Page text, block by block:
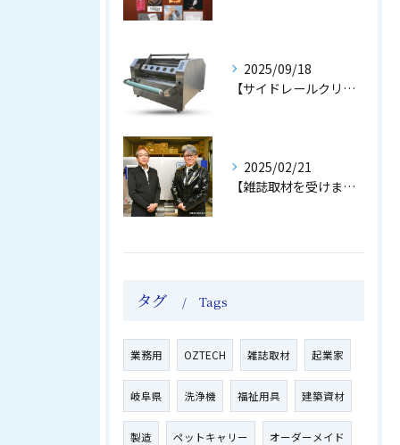
2025/09/18
【サイドレールクリーナ】好評販売中！！
2025/02/21
【雑誌取材を受けました！！】岐阜県の合同会社S'splanning
タグ Tags
業務用 OZTECH 雑誌取材 起業家
岐阜県 洗浄機 福祉用具 建築資材
製造 ペットキャリー オーダーメイド